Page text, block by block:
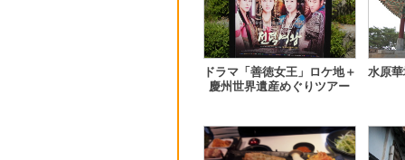
ドラマ「善徳女王」ロケ地＋
慶州世界遺産めぐりツアー
水原